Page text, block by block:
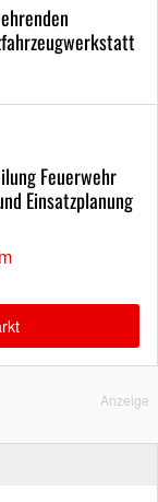
Feuerwehr
Einsatzplanung
Anzeige